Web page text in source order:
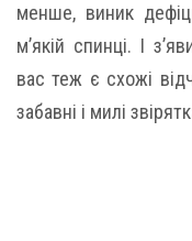
менше, виник
м’якій спинці. І
вас теж є схожі
забавні і милі